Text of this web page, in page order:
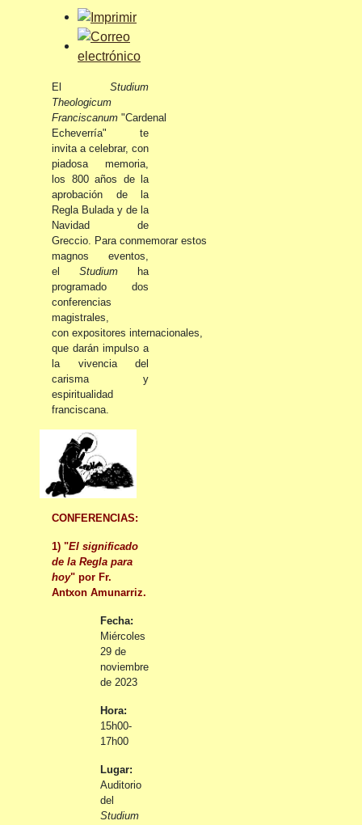
El Studium
Theologicum
Franciscanum "Cardenal
Echeverría" te
invita a celebrar, con
piadosa memoria,
los 800 años de la
aprobación de la
Regla Bulada y de la
Navidad de
Greccio.
Para conmemorar estos
magnos eventos,
el Studium ha
programado dos
conferencias
magistrales,
con expositores internacionales,
que darán impulso a
la vivencia del
carisma y
espiritualidad
franciscana.
CONFERENCIAS:
1) "El significado
de la Regla para
hoy" por Fr.
Antxon Amunarriz.
Fecha:
Miércoles
29 de
noviembre
de 2023
Hora:
15h00-
17h00
Lugar:
Auditorio
del
Studium